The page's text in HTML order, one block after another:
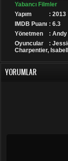
Yabancı Filmler
Yapım
: 2013
IMDB Puanı : 6.3
Yönetmen
:
Oyuncular
:
Charpentier,
YORUMLAR